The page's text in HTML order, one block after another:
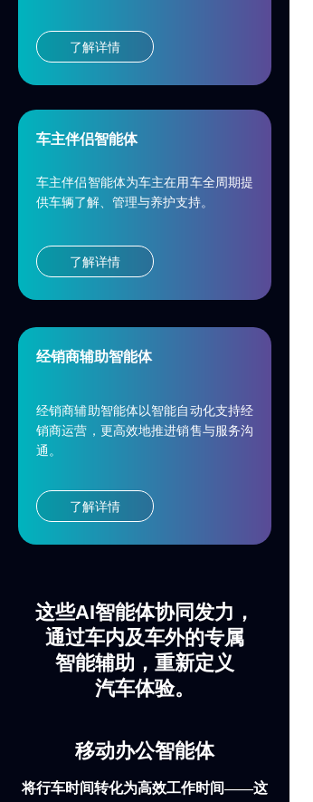
投资者
关于赛轮思AI
ꀂ 关于我们
招聘
可持续发展
了解详情
车主伴侣智能体
车主伴侣智能体为车主在用车全周期提
供车辆了解、管理与养护支持。
了解详情
经销商辅助智能体
经销商辅助智能体以智能自动化支持经
销商运营，更高效地推进销售与服务沟
通。
了解详情
这些AI智能体协同发力，
通过车内及车外的专属
智能辅助，重新定义
汽车体验。
移动办公智能体
将行车时间转化为高效工作时间——这